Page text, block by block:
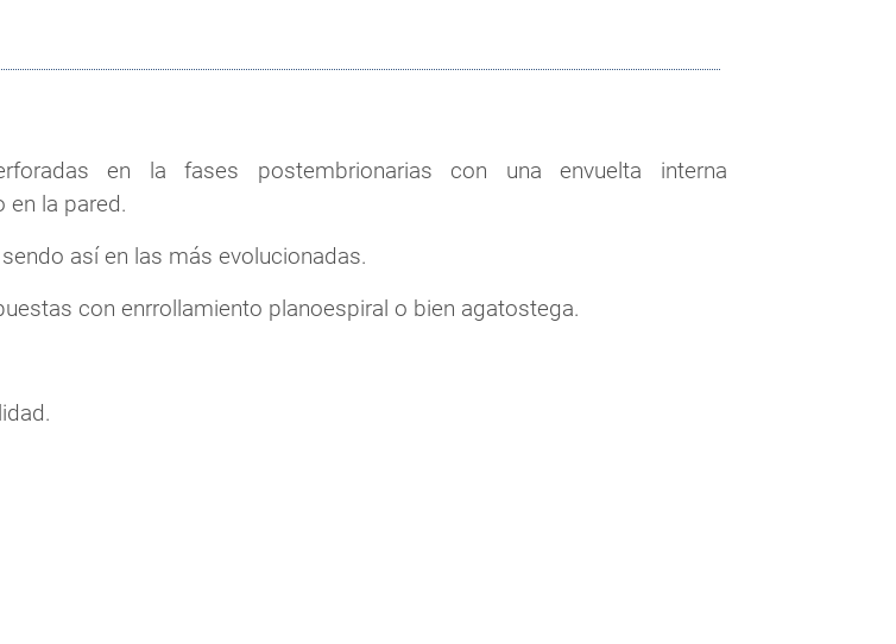
en la fases postembrionarias con una envuelta interna
en la pared.
así en las más evolucionadas.
con enrrollamiento planoespiral o bien agatostega.